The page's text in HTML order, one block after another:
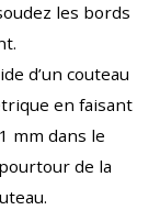
les bords
d’un couteau
en faisant
mm dans le
de la